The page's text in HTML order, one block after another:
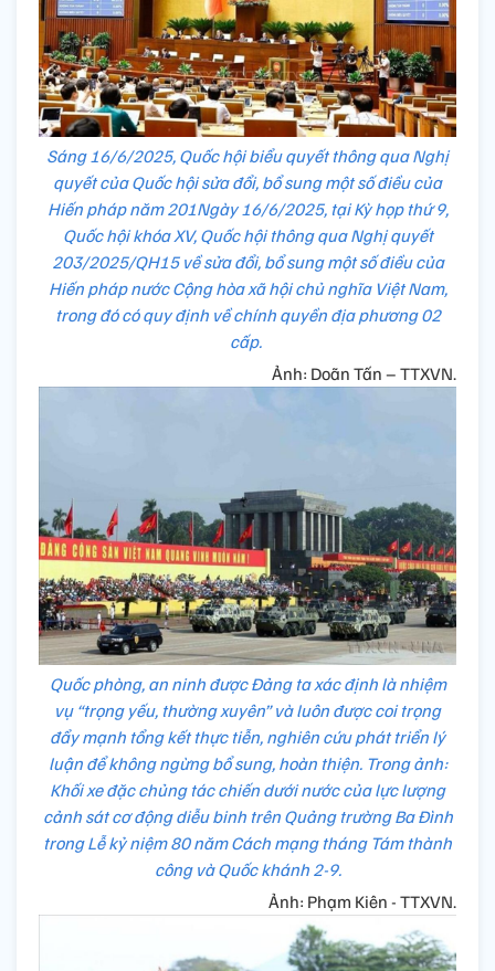
Sáng 16/6/2025, Quốc hội biểu quyết thông qua Nghị
quyết của Quốc hội sửa đổi, bổ sung một số điều của
Hiến pháp năm 201Ngày 16/6/2025, tại Kỳ họp thứ 9,
Quốc hội khóa XV, Quốc hội thông qua Nghị quyết
203/2025/QH15 về sửa đổi, bổ sung một số điều của
Hiến pháp nước Cộng hòa xã hội chủ nghĩa Việt Nam,
trong đó có quy định về chính quyền địa phương 02
cấp.
Ảnh: Doãn Tấn – TTXVN.
Quốc phòng, an ninh được Đảng ta xác định là nhiệm
vụ “trọng yếu, thường xuyên” và luôn được coi trọng
đẩy mạnh tổng kết thực tiễn, nghiên cứu phát triển lý
luận để không ngừng bổ sung, hoàn thiện. Trong ảnh:
Khối xe đặc chủng tác chiến dưới nước của lực lượng
cảnh sát cơ động diễu binh trên Quảng trường Ba Đình
trong Lễ kỷ niệm 80 năm Cách mạng tháng Tám thành
công và Quốc khánh 2-9.
Ảnh: Phạm Kiên - TTXVN.